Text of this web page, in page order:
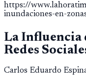
https://
inundaciones-en-
La Influencia
Redes
Carlos Eduardo